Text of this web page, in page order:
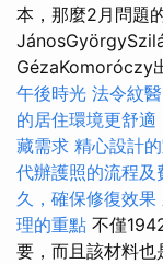
本，那麼2月問題
GézaKomoróczy
午後時光 法令紋
的居住環境更舒適
藏需求 精心設計
代辦護照的流程及
久，確保修復效果
理的重點 不僅
要，而且該材料也